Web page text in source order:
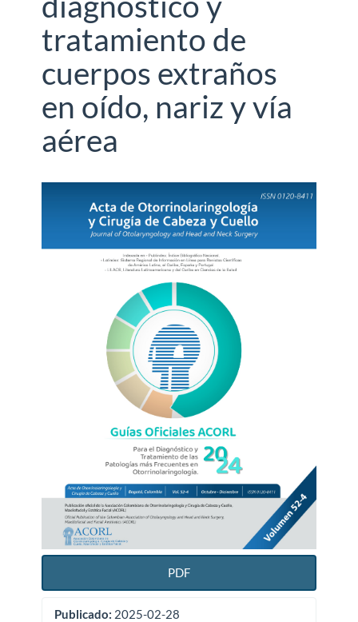
tratamiento de
cuerpos extraños
en oído, nariz y vía
aérea
Barra
lateral
del
artículo
PDF
Publicado: 2025-02-28